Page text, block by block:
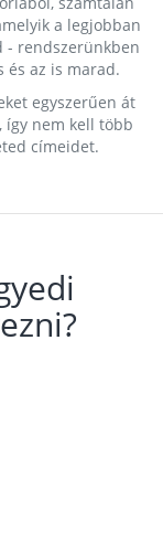
a legjobban
- rendszerünkben
és az is marad.
egyszerűen át
így nem kell több
címeidet.